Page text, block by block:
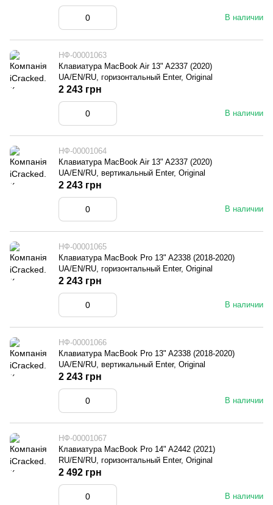
В наличии
НФ-00001063
Клавиатура MacBook Air 13" A2337 (2020)
UA/EN/RU, горизонтальный Enter, Original
В наличии
2 243 грн
НФ-00001064
Клавиатура MacBook Air 13" A2337 (2020)
UA/EN/RU, вертикальный Enter, Original
В наличии
2 243 грн
НФ-00001065
Клавиатура MacBook Pro 13" A2338 (2018-2020)
UA/EN/RU, горизонтальный Enter, Original
В наличии
2 243 грн
НФ-00001066
Клавиатура MacBook Pro 13" A2338 (2018-2020)
UA/EN/RU, вертикальный Enter, Original
В наличии
2 243 грн
НФ-00001067
Клавиатура MacBook Pro 14" A2442 (2021)
RU/EN/RU, горизонтальный Enter, Original
В наличии
2 492 грн